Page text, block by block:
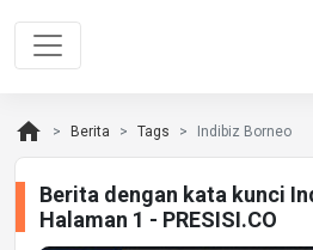
home Berita Tags Indibiz Borneo
Berita dengan kata kunci
Halaman 1 - PRESISI.CO